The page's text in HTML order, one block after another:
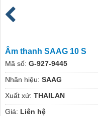
Âm thanh SAAG 10 S
Mã số: G-927-9445
Nhãn hiệu: SAAG
Xuất xứ: THAILAN
Giá: Liên hệ